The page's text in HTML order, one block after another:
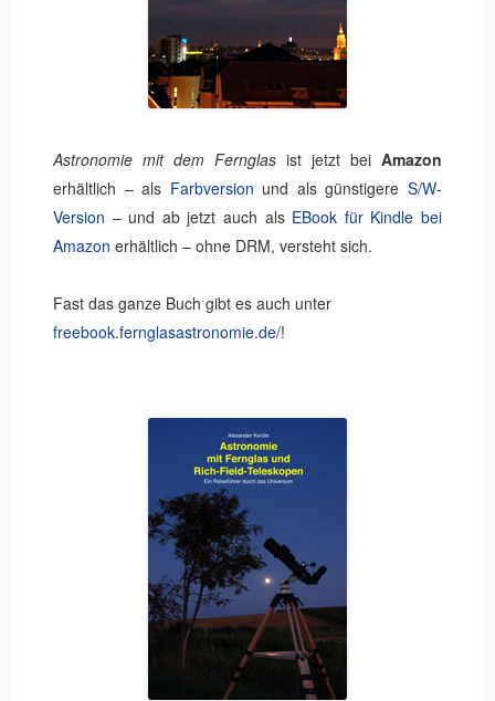
Astronomie mit dem Fern­glas ist jetzt beiAmazon
erhältlich – als Farbversion und als günstigereS/W-
Version – und ab jetzt auch als EBook für Kindle bei
Amazon erhältlich – ohne DRM, versteht sich.
Fast das ganze Buch gibt es auch unter
freebook.fernglasastronomie.de/!